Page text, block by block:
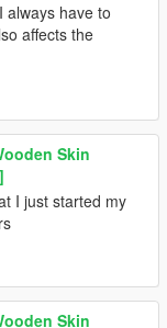
always have to
affects the
Skin
I just started my
Skin